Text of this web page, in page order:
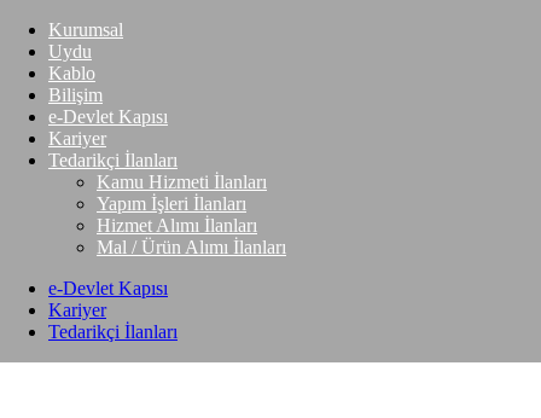
Kurumsal
Uydu
Kablo
Bilişim
e-Devlet Kapısı
Kariyer
Tedarikçi İlanları
Kamu Hizmeti İlanları
Yapım İşleri İlanları
Hizmet Alımı İlanları
Mal / Ürün Alımı İlanları
e-Devlet Kapısı
Kariyer
Tedarikçi İlanları